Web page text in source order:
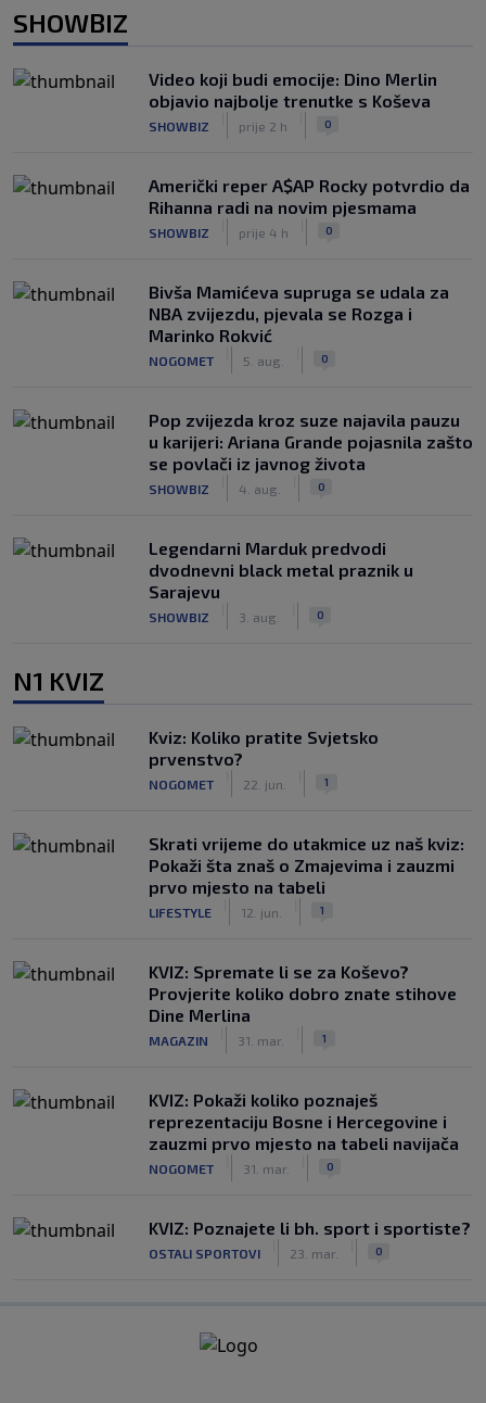
SHOWBIZ
Video koji budi emocije: Dino Merlin
objavio najbolje trenutke s Koševa
SHOWBIZ prije 2 h 0
Američki reper A$AP Rocky potvrdio da
Rihanna radi na novim pjesmama
SHOWBIZ prije 4 h 0
Bivša Mamićeva supruga se udala za
NBA zvijezdu, pjevala se Rozga i
Marinko Rokvić
NOGOMET 5. aug. 0
Pop zvijezda kroz suze najavila pauzu
u karijeri: Ariana Grande pojasnila zašto
se povlači iz javnog života
SHOWBIZ 4. aug. 0
Legendarni Marduk predvodi
dvodnevni black metal praznik u
Sarajevu
SHOWBIZ 3. aug. 0
N1 KVIZ
Kviz: Koliko pratite Svjetsko
prvenstvo?
NOGOMET 22. jun. 1
Skrati vrijeme do utakmice uz naš kviz:
Pokaži šta znaš o Zmajevima i zauzmi
prvo mjesto na tabeli
LIFESTYLE 12. jun. 1
KVIZ: Spremate li se za Koševo?
Provjerite koliko dobro znate stihove
Dine Merlina
MAGAZIN 31. mar. 1
KVIZ: Pokaži koliko poznaješ
reprezentaciju Bosne i Hercegovine i
zauzmi prvo mjesto na tabeli navijača
NOGOMET 31. mar. 0
KVIZ: Poznajete li bh. sport i sportiste?
OSTALI SPORTOVI 23. mar. 0